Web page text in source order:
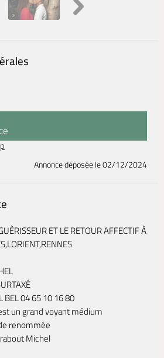
Annonce déposéele 02/12/2024
ET LE RETOUR AFFECTIF À
BEL 04 65 10 16 80
un grand voyant médium
renommée
Michel